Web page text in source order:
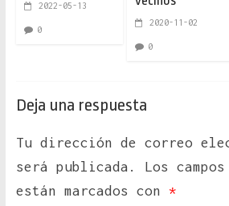
2022-05-13
0
2020-11-02
0
Deja una respuesta
Tu dirección de correo
será publicada.
Los
están marcados con *